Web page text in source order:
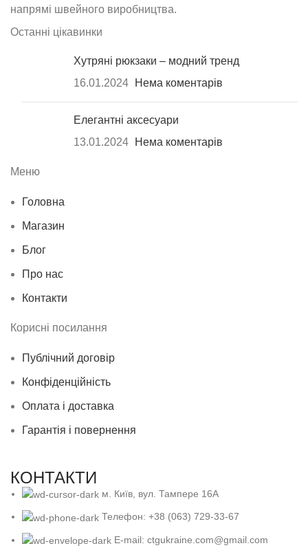
напрямі швейного виробництва.
Останні цікавинки
Хутряні рюкзаки – модний тренд
16.01.2024
Нема коментарів
Елегантні аксесуари
13.01.2024
Нема коментарів
Меню
Головна
Магазин
Блог
Про нас
Контакти
Корисні посилання
Публічний договір
Конфіденційність
Оплата і доставка
Гарантія і повернення
КОНТАКТИ
м. Київ, вул. Тампере 16А
Телефон: +38 (063) 729-33-67
E-mail: ctgukraine.com@gmail.com